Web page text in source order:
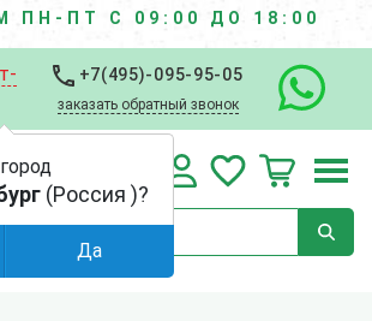
ПН-ПТ С 09:00 ДО 18:00
+7(495)-095-95-05
заказать обратный звонок
(Россия )?
Да